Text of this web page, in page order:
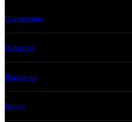
О компании
Новости
Вакансии
Видео